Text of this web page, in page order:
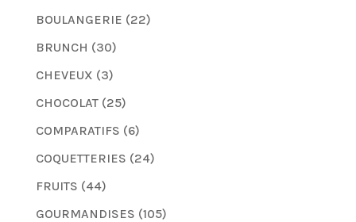
BOULANGERIE (22)
BRUNCH (30)
CHEVEUX (3)
CHOCOLAT(25)
COMPARATIFS (6)
COQUETTERIES (24)
FRUITS (44)
GOURMANDISES (105)